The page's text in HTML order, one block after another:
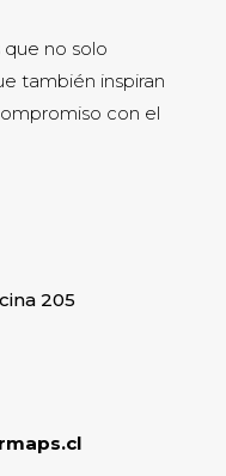
que no solo
también inspiran
con el
205